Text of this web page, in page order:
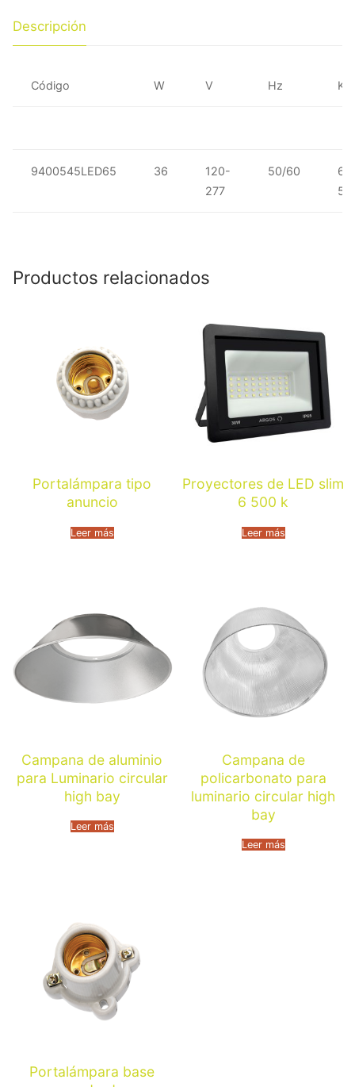
Descripción
Código W V Hz K
9400545LED65 36
120-
277
50/60
6
Productos relacionados
Portalámpara tipo
anuncio
Leer más
Proyectores de LED slim
6 500 k
Leer más
Campana de aluminio
para Luminario circular
high bay
Leer más
Campana de
policarbonato para
luminario circular high
bay
Leer más
Portalámpara base